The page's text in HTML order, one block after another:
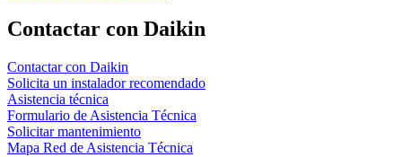
Contactar con Daikin
Contactar con Daikin
Solicita un instalador recomendado
Asistencia técnica
Formulario de Asistencia Técnica
Solicitar mantenimiento
Mapa Red de Asistencia Técnica